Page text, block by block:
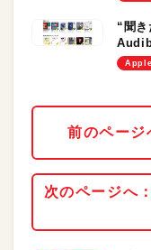
“聞
Apple
前のペー
次のページへ